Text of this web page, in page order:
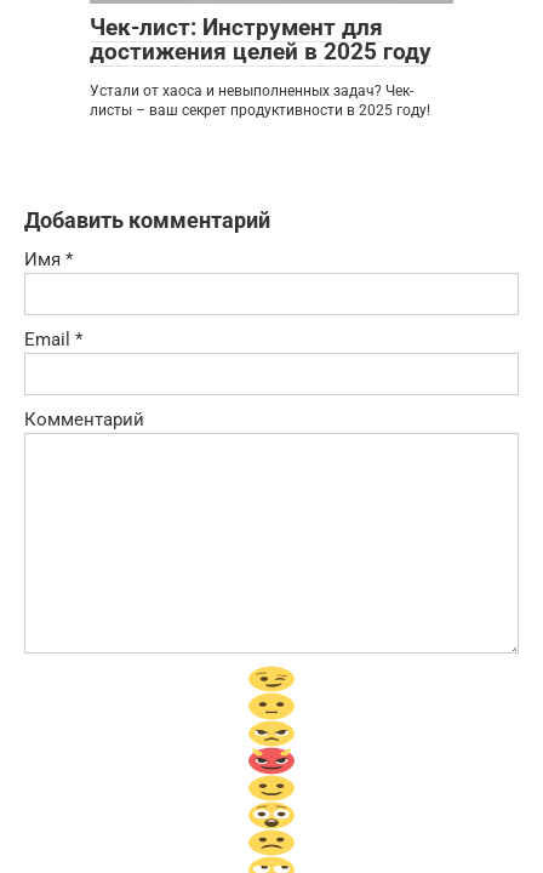
Чек-лист: Инструмент для
достижения целей в 2025 году
Устали от хаоса и невыполненных задач? Чек-
листы – ваш секрет продуктивности в 2025 году!
Добавить комментарий
Имя *
Email *
Комментарий